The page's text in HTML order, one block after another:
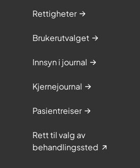
Rettigheter
Brukerutvalget
Innsyn i journal
Kjernejournal
Pasientreiser
Rett til valg av
behandlingssted